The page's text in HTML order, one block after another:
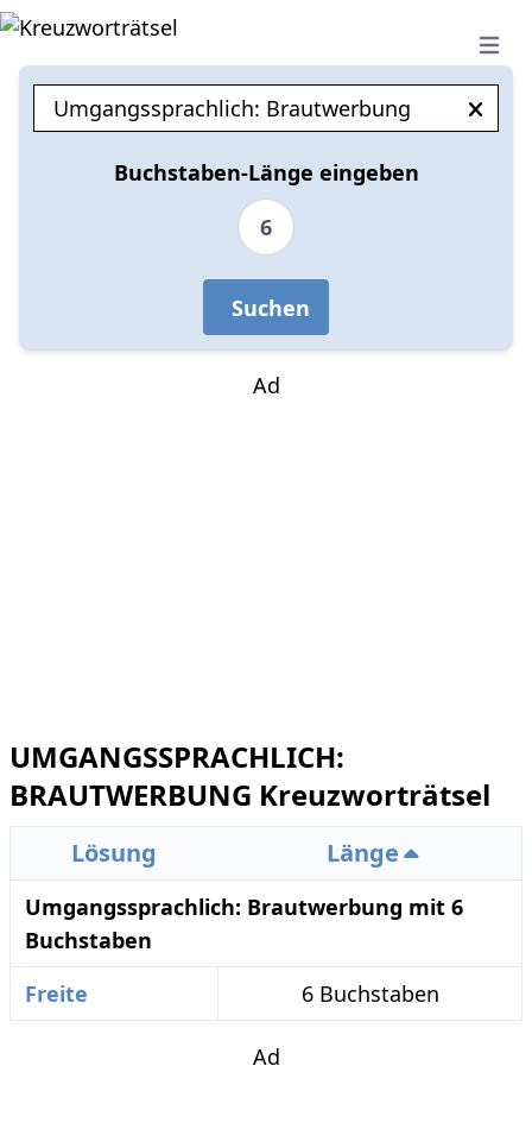
Open
Buchstaben-Länge eingeben
6
Suchen
Ad
UMGANGSSPRACHLICH:
BRAUTWERBUNG Kreuzworträtsel
Lösung Länge
Umgangssprachlich: Brautwerbung mit 6
Buchstaben
Freite
6 Buchstaben
Ad